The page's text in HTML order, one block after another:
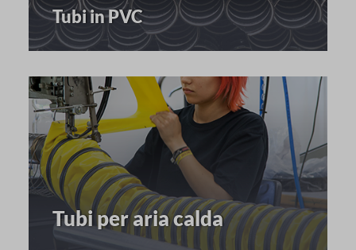
Tubi in PVC
Tubi per aria calda